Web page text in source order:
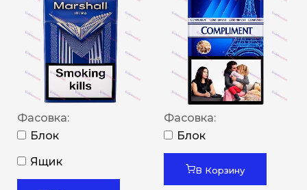
Фасовка:
Блок
Ящик
Фасовка:
Блок
В Корзину